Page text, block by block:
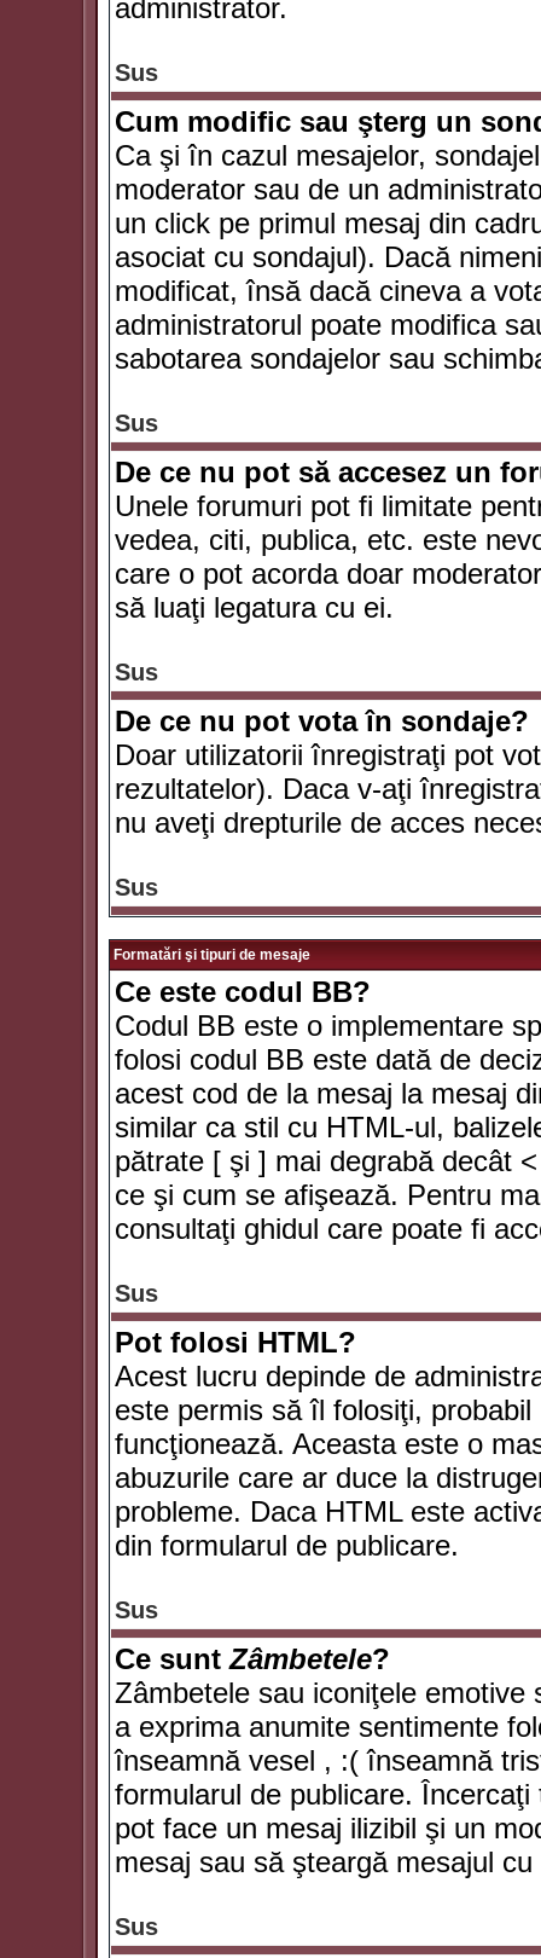
administrator.
Sus
Cum modific sau şterg un
Ca şi în cazul mesajelor,
moderator sau de un
un click pe primul mesaj din
asociat cu sondajul). Dacă
modificat, însă dacă cineva a
administratorul poate modifica
sabotarea sondajelor sau
Sus
De ce nu pot să accesez un
Unele forumuri pot fi limitate
vedea, citi, publica, etc. este
care o pot acorda doar
să luaţi legatura cu ei.
Sus
De ce nu pot vota în sondaje?
Doar utilizatorii înregistraţi pot
rezultatelor). Daca v-aţi
nu aveţi drepturile de acces
Sus
Formatări şi tipuri de mesaje
Ce este codul BB?
Codul BB este o implementare
folosi codul BB este dată de
acest cod de la mesaj la mesaj
similar ca stil cu HTML-ul,
pătrate [ şi ] mai degrabă decât
ce şi cum se afişează. Pentru
consultaţi ghidul care poate fi
Sus
Pot folosi HTML?
Acest lucru depinde de
este permis să îl folosiţi,
funcţionează. Aceasta este o
abuzurile care ar duce la
probleme. Daca HTML este
din formularul de publicare.
Sus
Ce suntZâmbetele?
Zâmbetele sau iconiţele
a exprima anumite sentimente
înseamnă vesel , :( înseamnă
formularul de publicare.
pot face un mesaj ilizibil şi un
mesaj sau să şteargă mesajul cu
Sus